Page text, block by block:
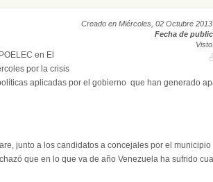
Creado en Miércoles, 02 Octubre
Fecha de
en El
por la crisis
aplicadas por el gobierno que han generado
junto a los candidatos a concejales por el municipio
que en lo que va de año Venezuela ha sufrido